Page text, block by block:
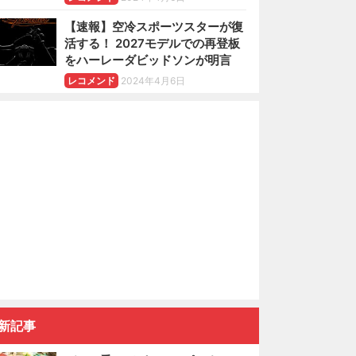
【速報】空冷スポーツスターが復
活する！ 2027モデルでの再登板
をハーレーダビッドソンが明言
レコメンド 2024年4月6日
記事